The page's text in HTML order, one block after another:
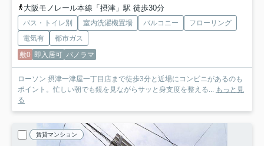
大阪モノレール本線「摂津」駅 徒歩30分
バス・トイレ別 室内洗濯機置場 バルコニー
フローリング
電気有
都市ガス
敷0 即入居可 パノラマ
ローソン 摂津一津屋一丁目店まで徒歩3分と近場にコンビニがあるのも
ポイント。忙しい朝でも鏡を見ながらサッと身支度を整える...
もっと見
る
賃貸マンション